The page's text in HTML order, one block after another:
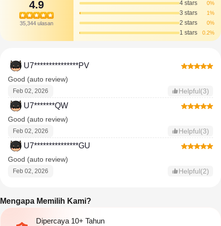
4.9
35,344 ulasan
4 stars 0%
3 stars 1%
2 stars 0%
1 stars 0.2%
U7***************PV
Good (auto review)
Feb 02, 2026 Helpful(3)
U7*******QW
Good (auto review)
Feb 02, 2026 Helpful(3)
U7***************GU
Good (auto review)
Feb 02, 2026 Helpful(2)
Mengapa Memilih Kami?
Dipercaya 10+ Tahun